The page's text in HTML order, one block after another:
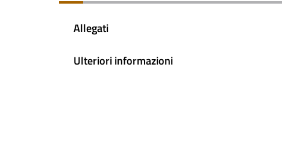
Allegati
Ulteriori informazioni